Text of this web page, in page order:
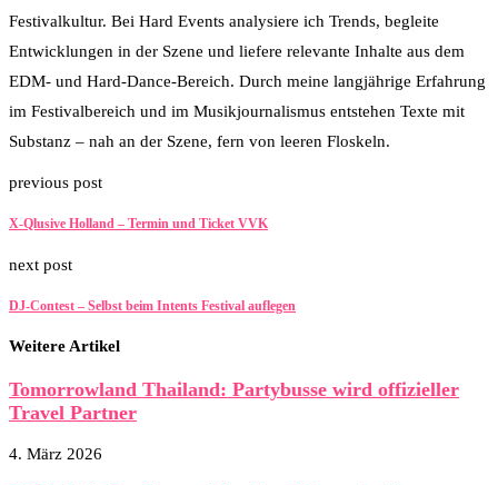
Festivalkultur. Bei Hard Events analysiere ich Trends, begleite
Entwicklungen in der Szene und liefere relevante Inhalte aus dem
EDM- und Hard-Dance-Bereich. Durch meine langjährige Erfahrung
im Festivalbereich und im Musikjournalismus entstehen Texte mit
Substanz – nah an der Szene, fern von leeren Floskeln.
previous post
X-Qlusive Holland – Termin und Ticket VVK
next post
DJ-Contest – Selbst beim Intents Festival auflegen
Weitere Artikel
Tomorrowland Thailand: Partybusse wird offizieller
Travel Partner
4. März 2026